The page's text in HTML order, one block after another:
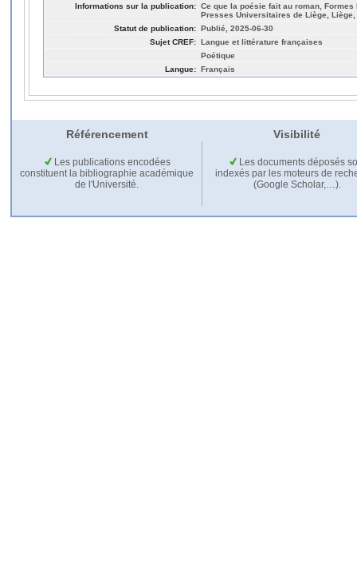
Informations sur la publication: Ce que la poésie fait au roman,
Presses Universitaires de Liège, Liège,
Statut de publication: Publié, 2025-06-30
Sujet CREF: Langue et littérature françaises
Poétique
Langue: Français
Référencement Visibilité
Les publications encodées
constituent la bibliographie académique
de l'Université.
Les documents déposés
indexés par les moteurs de
(Google Scholar,…).